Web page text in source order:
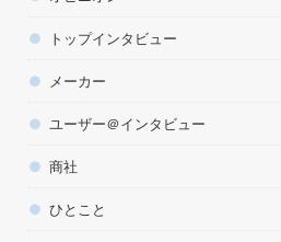
トップインタビュー
メーカー
ユーザー＠インタビュー
商社
ひとこと